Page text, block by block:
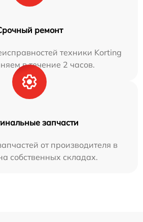
ремонт
техники Korting
в течение 2 часов.
запчасти
от производителя в
собственных складах.